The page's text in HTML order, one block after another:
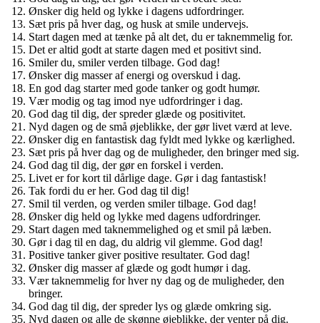
Ønsker dig held og lykke i dagens udfordringer.
Sæt pris på hver dag, og husk at smile undervejs.
Start dagen med at tænke på alt det, du er taknemmelig for.
Det er altid godt at starte dagen med et positivt sind.
Smiler du, smiler verden tilbage. God dag!
Ønsker dig masser af energi og overskud i dag.
En god dag starter med gode tanker og godt humør.
Vær modig og tag imod nye udfordringer i dag.
God dag til dig, der spreder glæde og positivitet.
Nyd dagen og de små øjeblikke, der gør livet værd at leve.
Ønsker dig en fantastisk dag fyldt med lykke og kærlighed.
Sæt pris på hver dag og de muligheder, den bringer med sig.
God dag til dig, der gør en forskel i verden.
Livet er for kort til dårlige dage. Gør i dag fantastisk!
Tak fordi du er her. God dag til dig!
Smil til verden, og verden smiler tilbage. God dag!
Ønsker dig held og lykke med dagens udfordringer.
Start dagen med taknemmelighed og et smil på læben.
Gør i dag til en dag, du aldrig vil glemme. God dag!
Positive tanker giver positive resultater. God dag!
Ønsker dig masser af glæde og godt humør i dag.
Vær taknemmelig for hver ny dag og de muligheder, den
bringer.
God dag til dig, der spreder lys og glæde omkring sig.
Nyd dagen og alle de skønne øjeblikke, der venter på dig.